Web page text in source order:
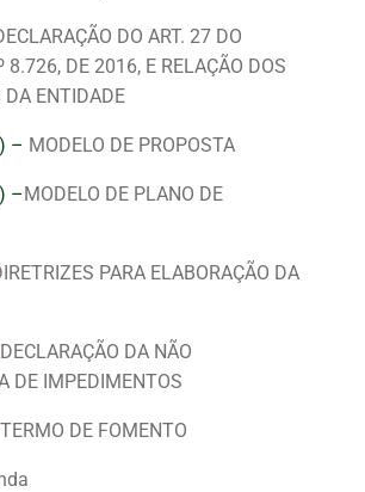
DO ART. 27 DO
8.726, DE 2016, E RELAÇÃO DOS
DA ENTIDADE
– MODELO DE PROPOSTA
–MODELO DE PLANO DE
PARA ELABORAÇÃO DA
DECLARAÇÃO DA NÃO
DE IMPEDIMENTOS
TERMO DE FOMENTO